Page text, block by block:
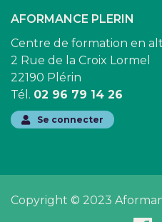
AFORMANCE PLERIN
Centre de formation en
2 Rue de la Croix Lormel
22190 Plérin
Tél. 02 96 79 14 26
Se connecter
Copyright © 2023